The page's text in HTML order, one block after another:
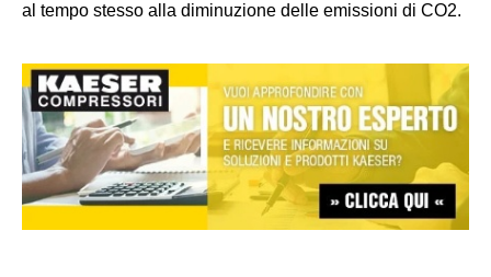
al tempo stesso alla diminuzione delle emissioni di CO2.